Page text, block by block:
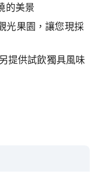
的美景
光果園，讓您現採
提供試飲獨具風味